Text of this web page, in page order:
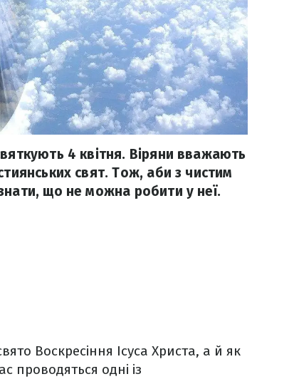
4 квітня. Віряни вважають
свят. Тож, аби з чистим
що не можна робити у неї.
Воскресіння Ісуса Христа, а й як
проводяться одні із